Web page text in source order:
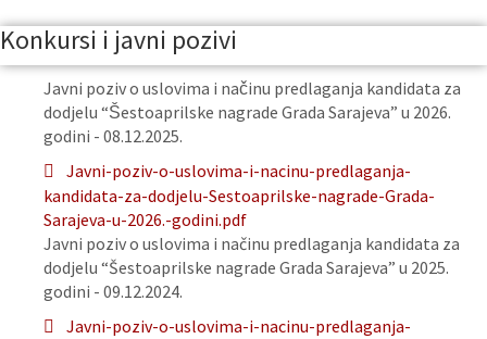
Konkursi i javni pozivi
Javni poziv o uslovima i načinu predlaganja kandidata za
dodjelu “Šestoaprilske nagrade Grada Sarajeva” u 2026.
godini - 08.12.2025.
Javni-poziv-o-uslovima-i-nacinu-predlaganja-
kandidata-za-dodjelu-Sestoaprilske-nagrade-Grada-
Sarajeva-u-2026.-godini.pdf
Javni poziv o uslovima i načinu predlaganja kandidata za
dodjelu “Šestoaprilske nagrade Grada Sarajeva” u 2025.
godini - 09.12.2024.
Javni-poziv-o-uslovima-i-nacinu-predlaganja-